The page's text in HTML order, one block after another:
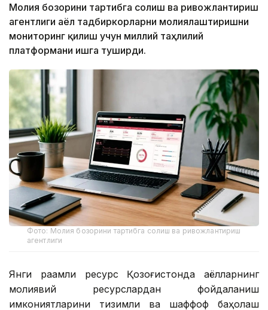
Молия бозорини тартибга солиш ва ривожлантириш
агентлиги аёл тадбиркорларни молиялаштиришни
мониторинг қилиш учун миллий таҳлилий
платформани ишга туширди.
Фото: Молия бозорини тартибга солиш ва ривожлантириш
агентлиги
Янги рақамли ресурс Қозоғистонда аёлларнинг
молиявий ресурслардан фойдаланиш
имкониятларини тизимли ва шаффоф баҳолаш